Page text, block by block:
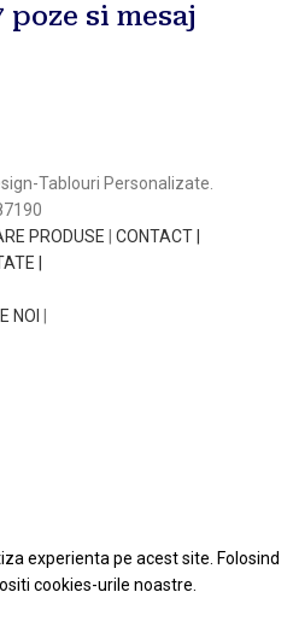
poze si mesaj
Tablouri Personalizate.
PRODUSE
CONTACT |
|
NOI
experienta pe acest site. Folosind
cookies-urile noastre.